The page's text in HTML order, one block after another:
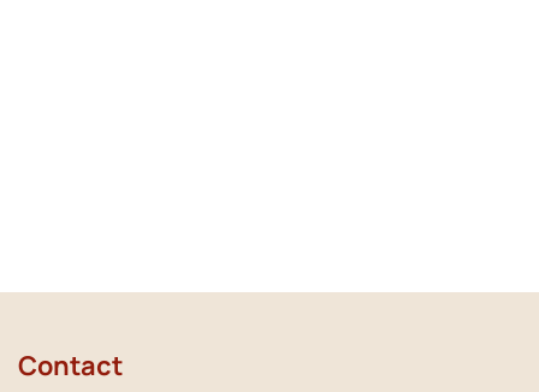
Contact